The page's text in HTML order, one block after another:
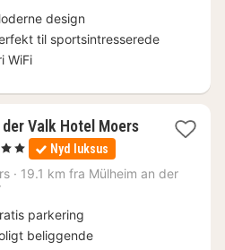
design
til sportsintresserede
WiFi
der Valk Hotel Moers3
nætter
693
Nyd luksus
· 19.1 km fra Mülheim an der
parkering
beliggende